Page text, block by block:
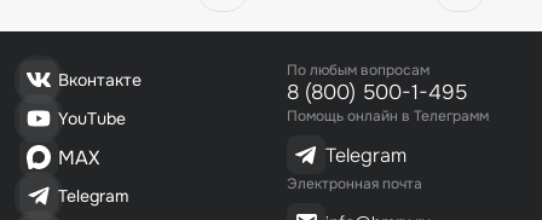
Вконтакте
YouTube
MAX
Telegram
По любым вопросам
8 (800) 500-1-495
Помощь онлайн в Телеграмм
Telegram
Электронная почта